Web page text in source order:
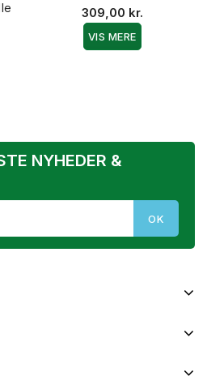
309,00 kr.
VIS MERE
NYHEDER &